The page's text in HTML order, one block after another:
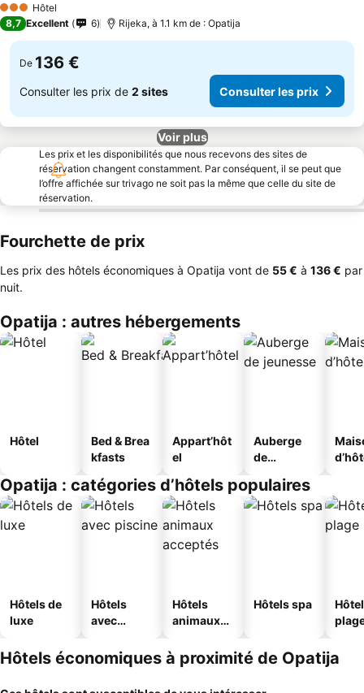
3 ÉtoilesHôtel
8,7 Excellent 6 Rijeka, à 1.1 km de : Opatija
De 136 €
Consulter les prix de 2 sites Consulter les prix
Voir plus
Les prix et les disponibilités que nous recevons des sites de
réservation changent constamment. Par conséquent, il se peut que
l’offre affichée sur trivago ne soit pas la même que celle du site de
réservation.
Fourchette de prix
Les prix des hôtels économiques à Opatija vont de ‎55 € à ‎136 € par
nuit.
Opatija : autres hébergements
Hôtel
Bed & Brea
kfasts
Appart’hôt
el
Auberge
de
Opatija : catégories d’hôtels populaires
Hôtels de
luxe
Hôtels
avec
Hôtels
animaux
Hôtels spa
Hôtels économiques à proximité de Opatija